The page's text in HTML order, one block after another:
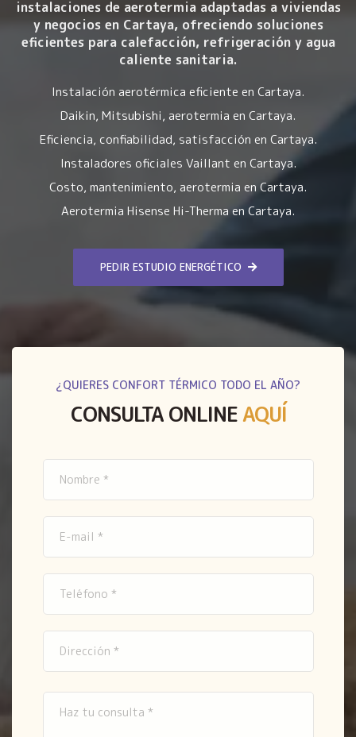
instalaciones de aerotermiaadaptadas a viviendas
y negocios en Cartaya, ofreciendo soluciones
eficientes para calefacción, refrigeración y agua
caliente sanitaria.
Instalación aerotérmica eficiente en Cartaya.
Daikin, Mitsubishi, aerotermia en Cartaya.
Eficiencia, confiabilidad, satisfacción en Cartaya.
Instaladores oficiales Vaillant en Cartaya.
Costo, mantenimiento, aerotermia en Cartaya.
Aerotermia Hisense Hi-Therma en Cartaya.
PEDIR ESTUDIO ENERGÉTICO
¿QUIERES CONFORT TÉRMICO TODO EL AÑO?
CONSULTA ONLINEAQUÍ